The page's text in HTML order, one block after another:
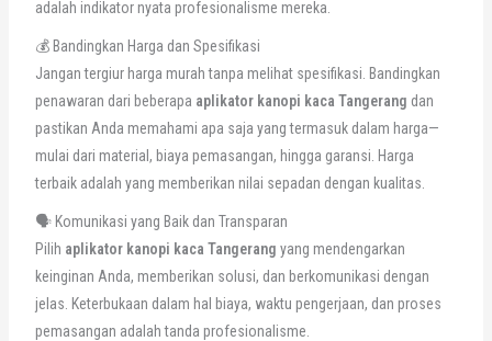
adalah indikator nyata profesionalisme mereka.
💰 Bandingkan Harga dan Spesifikasi
Jangan tergiur harga murah tanpa melihat spesifikasi. Bandingkan
penawaran dari beberapa aplikator kanopi kaca Tangerang dan
pastikan Anda memahami apa saja yang termasuk dalam harga—
mulai dari material, biaya pemasangan, hingga garansi. Harga
terbaik adalah yang memberikan nilai sepadan dengan kualitas.
🗣️ Komunikasi yang Baik dan Transparan
Pilih aplikator kanopi kaca Tangerang yang mendengarkan
keinginan Anda, memberikan solusi, dan berkomunikasi dengan
jelas. Keterbukaan dalam hal biaya, waktu pengerjaan, dan proses
pemasangan adalah tanda profesionalisme.